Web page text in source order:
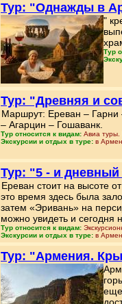
Тур: "Однажды в
"
Тур
Тур: "Древняя и
Маршрут: Ереван – Гарни
– Агарцин – Гошаванк.
Тур относится к видам: Авиа туры.
Экскурсии и отдых в туре: в
Тур: "5 - и
Ереван стоит на высоте
это время здесь была
затем «Эривань» на
можно увидеть и сегодня
Тур относится к видам:
Экскурсии и отдых в туре: в
Тур: "Армения.
еще